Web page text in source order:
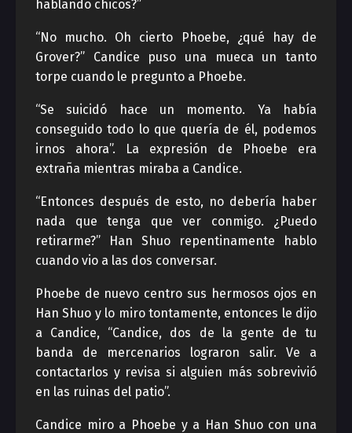
hablando chicos?”
“No mucho. Oh cierto Phoebe, ¿qué hay de
Grover?” Candice puso una mueca un tanto
torpe cuando le pregunto a Phoebe.
“Se suicidó hace un momento. Ya había
conseguido todo lo que quería de él, podemos
irnos ahora”. La expresión de Phoebe era
extraña mientras miraba a Candice.
“Entonces después de esto, no debería haber
nada que tenga que ver conmigo. ¿Puedo
retirarme?” Han Shuo repentinamente hablo
cuando vio a las dos conversar.
Phoebe de nuevo centro sus hermosos ojos en
Han Shuo y lo miro tontamente, entonces le dijo
a Candice, “Candice, dos de la gente de tu
banda de mercenarios lograron salir. Ve a
contactarlos y revisa si alguien más sobrevivió
en las ruinas del patio”.
Candice miro a Phoebe y a Han Shuo con una